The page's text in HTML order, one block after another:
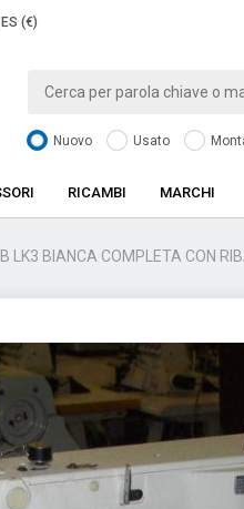
(€)
Nuovo Usato
RICAMBI MARCHI
LK3 BIANCA COMPLETA CON